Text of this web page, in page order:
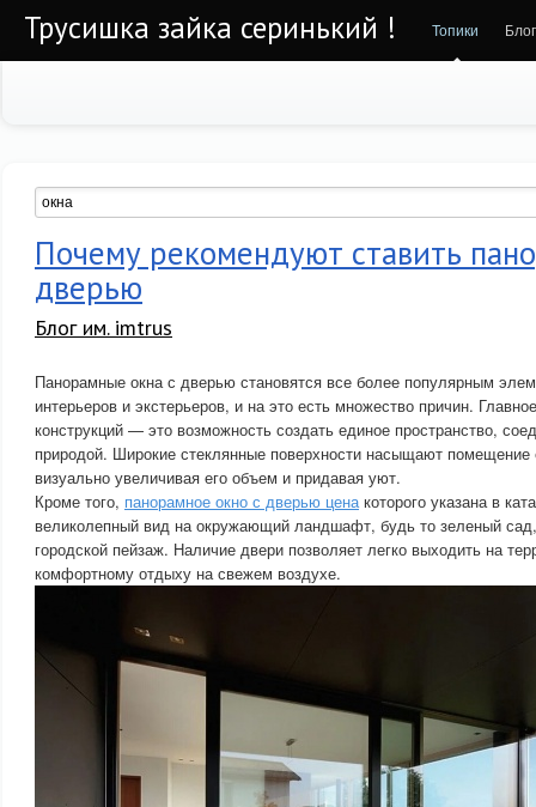
Трусишка зайка серинький ! Топики
Почему рекомендуют ставить
дверью
Блог им. imtrus
Панорамные окна с дверью становятся все более популярным
интерьеров и экстерьеров, и на это есть множество причин.
конструкций — это возможность создать единое пространство,
природой. Широкие стеклянные поверхности насыщают помещение
визуально увеличивая его объем и придавая уют.
Кроме того, панорамное окно с дверью ценакоторого указана в
великолепный вид на окружающий ландшафт, будь то зеленый
городской пейзаж. Наличие двери позволяет легко выходить на
комфортному отдыху на свежем воздухе.